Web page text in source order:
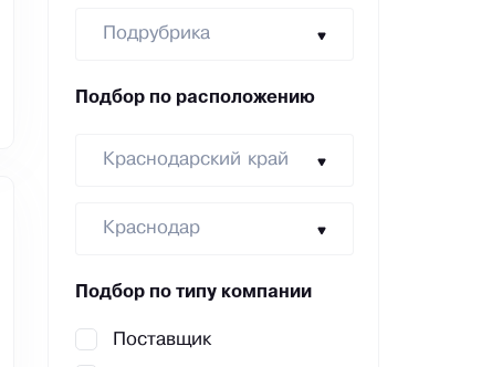
Подрубрика
Подбор по расположению
Краснодарский край
Краснодар
Подбор по типу компании
Поставщик